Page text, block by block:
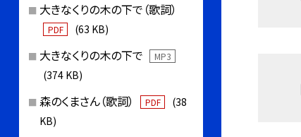
大きなくりの木の下で（歌詞）
PDF (63 KB)
大きなくりの木の下で MP3
(374 KB)
森のくまさん（歌詞） PDF
(38
KB)